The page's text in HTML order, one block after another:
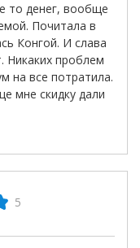
то денег, вообще
Почитала в
Конгой. И слава
Никаких проблем
на все потратила.
мне скидку дали
5